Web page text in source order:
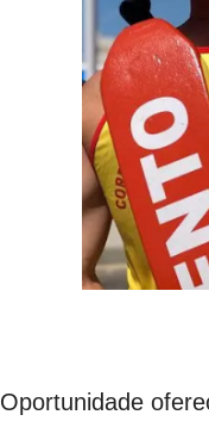
Oportunidade